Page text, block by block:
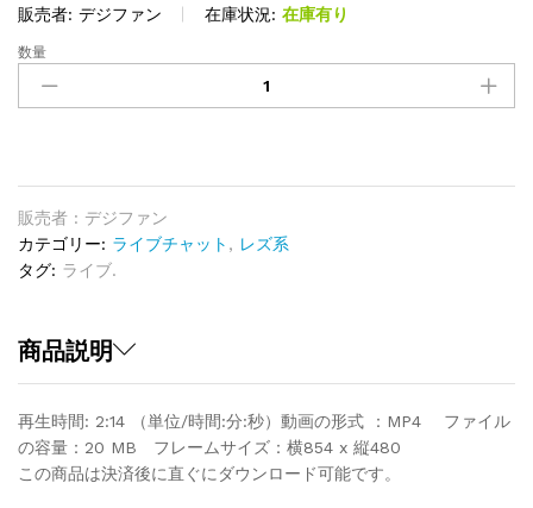
販売者: デジファン 在庫状況: 在庫有り
お
ラ
A9
quantity
数量
販売者 : デジファン
カテゴリー: ライブチャット , レズ系
タグ: ライブ.
商品説明
再生時間: 2:14 （単位/時間:分:秒）動画の形式 ：MP4 ファイル
の容量：20 MB フレームサイズ：横854 x 縦480
この商品は決済後に直ぐにダウンロード可能です。